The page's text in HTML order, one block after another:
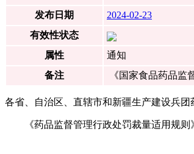
发布日期 2024-02-23
有效性状态
属性
通知
备注
《国家食品药品监
各省、自治区、直辖市和新疆生产建设兵团
《药品监督管理行政处罚裁量适用规